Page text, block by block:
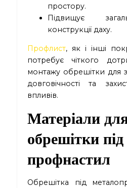
простору.
Підвищує
конструкції даху.
Профлист, як і інші
потребує чіткого
монтажу обрешітки для
довговічності та
впливів.
Матеріали
обрешітки під
профнастил
Обрешітка під